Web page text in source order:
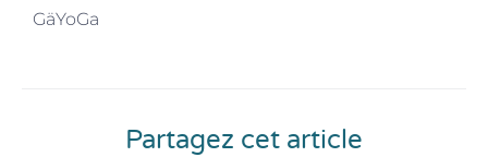
GäYoGa
Partagez cet article